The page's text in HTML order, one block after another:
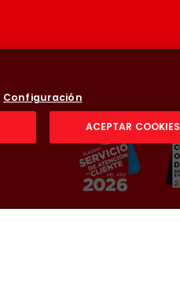
Configuración
ACEPTAR COOKIES